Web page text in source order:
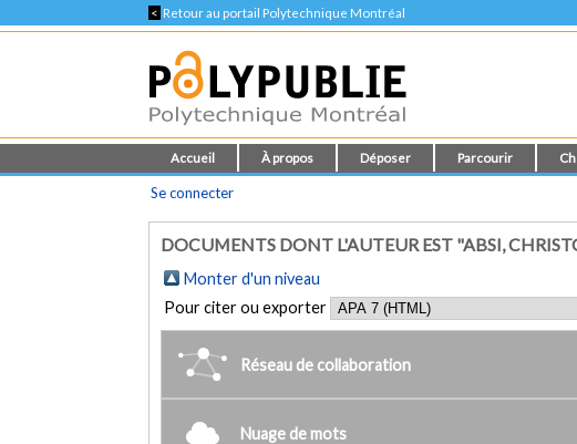
< Retour au portail Polytechnique Montréal
Accueil À propos Déposer Parcourir
Se connecter
DOCUMENTS DONT L'AUTEUR EST "ABSI,
Monter d'un niveau
Pour citer ou exporter
Réseau de collaboration
Nuage de mots